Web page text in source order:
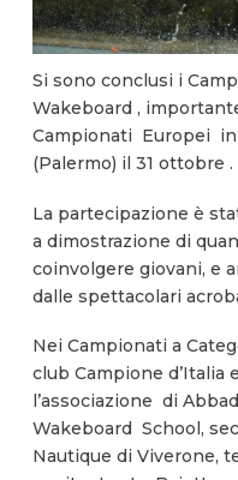
Si sono conclusi i
Wakeboard ,
Campionati Europei
(Palermo) il 31 ottobre .
La partecipazione è
a dimostrazione di
coinvolgere giovani, e
dalle spettacolari
Nei Campionati a
club Campione d’Italia
l’associazione di
Wakeboard School,
Nautique di Viverone,